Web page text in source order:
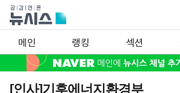
메인 랭킹 섹션
[인사]기후에너지환경부